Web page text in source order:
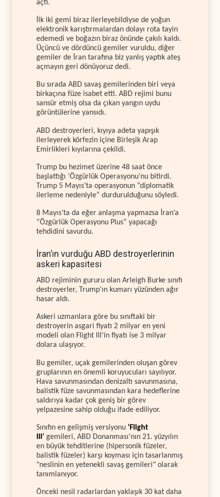
açtı.
İlk iki gemi biraz ilerleyebildiyse de yoğun
elektronik karıştırmalardan dolayı rota tayin
edemedi ve boğazın biraz önünde çakılı kaldı.
Üçüncü ve dördüncü gemiler vuruldu, diğer
gemiler de İran tarafına biz yanlış yaptık ateş
açmayın geri dönüyoruz dedi.
Bu sırada ABD savaş gemilerinden biri veya
birkaçına füze isabet etti. ABD rejimi bunu
sansür etmiş olsa da çıkan yangın uydu
görüntülerine yansıdı.
ABD destroyerleri, kıyıya adeta yapışık
ilerleyerek körfezin içine Birleşik Arap
Emirlikleri kıyılarına çekildi.
Trump bu hezimet üzerine 48 saat önce
başlattığı ‘Özgürlük Operasyonu’nu bitirdi.
Trump 5 Mayıs’ta operasyonun “diplomatik
ilerleme nedeniyle” durdurulduğunu söyledi.
8 Mayıs’ta da eğer anlaşma yapmazsa İran’a
“Özgürlük Operasyonu Plus” yapacağı
tehdidini savurdu.
İran’ın vurduğu ABD destroyerlerinin
askeri kapasitesi
ABD rejiminin gururu olan Arleigh Burke sınıfı
destroyerler, Trump’ın kumarı yüzünden ağır
hasar aldı.
Askeri uzmanlara göre bu sınıftaki bir
destroyerin asgari fiyatı 2 milyar en yeni
modeli olan Flight III’in fiyatı ise 3 milyar
dolara ulaşıyor.
Bu gemiler, uçak gemilerinden oluşan görev
gruplarının en önemli koruyucuları sayılıyor.
Hava savunmasından denizaltı savunmasına,
balistik füze savunmasından kara hedeflerine
saldırıya kadar çok geniş bir görev
yelpazesine sahip olduğu ifade ediliyor.
Sınıfın en gelişmiş versiyonu ‘Flight
III’ gemileri, ABD Donanması'nın 21. yüzyılın
en büyük tehditlerine (hipersonik füzeler,
balistik füzeler) karşı koyması için tasarlanmış
"neslinin en yetenekli savaş gemileri" olarak
tanımlanıyor.
Önceki nesil radarlardan yaklaşık 30 kat daha